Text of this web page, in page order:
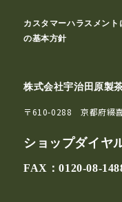
カスタマーハラスメント
の基本方針
株式会社宇治田原製
〒610-0288 京都府綴
ショップダイヤ
FAX：0120-08-